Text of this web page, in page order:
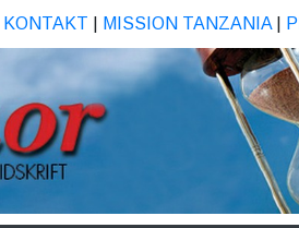
KONTAKT MISSION TANZANIA|